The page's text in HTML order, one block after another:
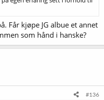
Får kjøpe JG albue et annet
som hånd i hanske?
#136